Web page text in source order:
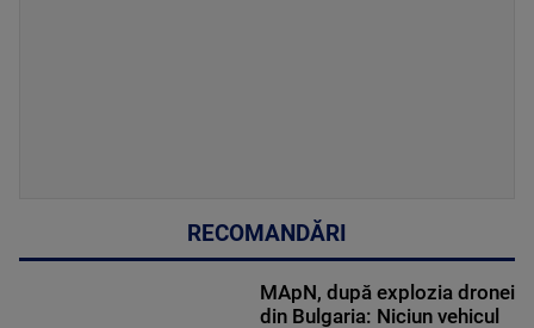
RECOMANDĂRI
MApN, după explozia dronei
din Bulgaria: Niciun vehicul